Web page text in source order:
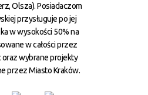
Olsza). Posiadaczom
przysługuje po jej
w wysokości 50% na
w całości przez
oraz wybrane projekty
przez Miasto Kraków.